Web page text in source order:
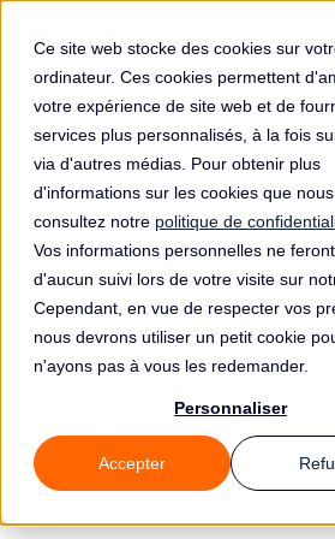
Ce site web stocke des cookies sur
ordinateur. Ces cookies permettent
votre expérience de site web et de
services plus personnalisés, à la fois
via d'autres médias. Pour obtenir plus
d'informations sur les cookies que nous
consultez notre politique de
Vos informations personnelles ne
d'aucun suivi lors de votre visite sur
Cependant, en vue de respecter vos
nous devrons utiliser un petit cookie
n'ayons pas à vous les redemander.
Personnaliser
Accepter
Amende de
pour